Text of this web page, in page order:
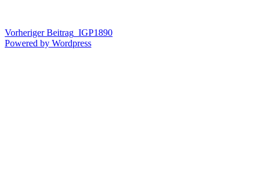
Vorheriger Beitrag _IGP1890
Powered by Wordpress